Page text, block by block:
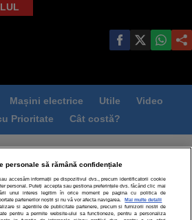
Mașini electrice Utile
Video
Prioritate
Cât costă?
Politica de confidentialitate
Echipa editorială
Contact
Setările
personale să rămână confidențiale
accesăm informații pe dispozitivul dvs., precum identificatorii cookie
personal. Puteți accepta sau gestiona preferințele dvs. făcând clic mai
unui interes legitim în orice moment pe pagina cu politica de
partenerilor noștri și nu vă vor afecta navigarea.
Mai multe detalii
si agentiile de publicitate partenere, precum si furnizorii nostri de
pentru a permite website-ului sa functioneze, pentru a personaliza